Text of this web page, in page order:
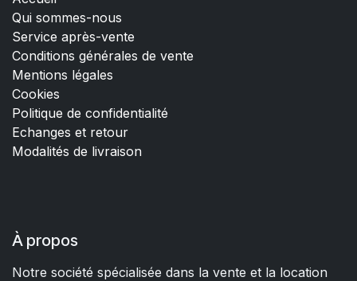
Qui sommes-nous
Service après-vente
Conditions générales de vente
Mentions légales
Cookies
Politique de confidentialité
Echanges et retour
Modalités de livraison
À propos
Notre société spécialisée dans la vente et la location